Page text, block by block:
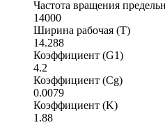
Частота вращения
14000
Ширина рабочая (T)
14.288
Коэффициент (G1)
4.2
Коэффициент (Cg)
0.0079
Коэффициент (K)
1.88